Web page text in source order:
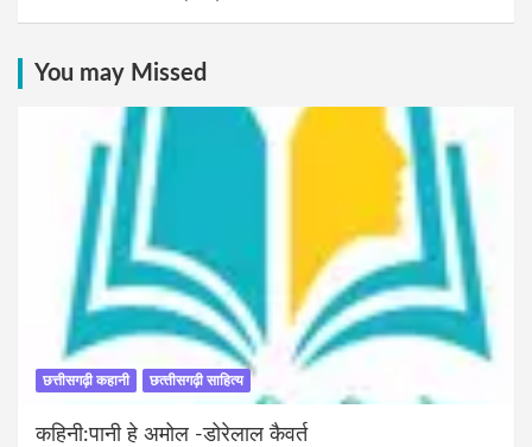
You may Missed
छत्तीसगढ़ी कहानी छत्‍तीसगढ़ी साहित्‍य
कहिनी:पानी हे अमोल -डोरेलाल कैवर्त